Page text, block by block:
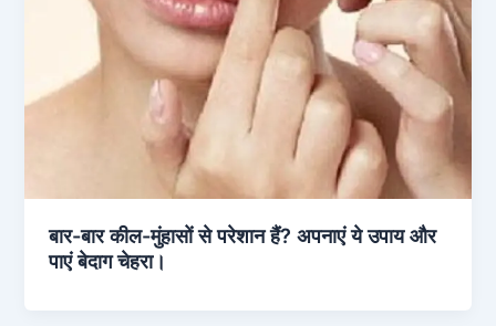
बार-बार कील-मुंहासों से परेशान हैं? अपनाएं ये उपाय और
पाएं बेदाग चेहरा।